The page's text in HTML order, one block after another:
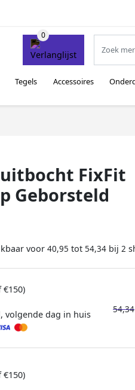
Tegels Accessoires
FixFit
Geborsteld
voor 40,95 tot 54,34 bij 2
volgende dag in huis
54,34